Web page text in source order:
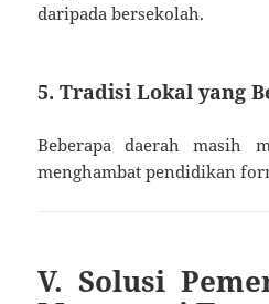
daripada bersekolah.
5. Tradisi Lokal yang
Beberapa daerah masih
menghambat pendidikan
V. Solusi